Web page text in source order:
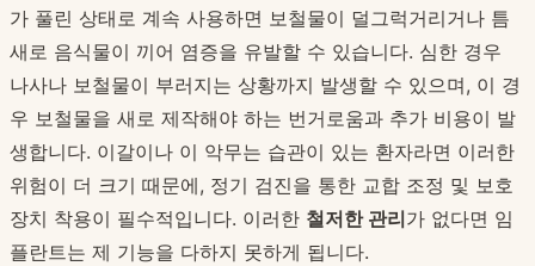
가 풀린 상태로 계속 사용하면 보철물이 덜그럭거리거나 틈
새로 음식물이 끼어 염증을 유발할 수 있습니다. 심한 경우
나사나 보철물이 부러지는 상황까지 발생할 수 있으며, 이 경
우 보철물을 새로 제작해야 하는 번거로움과 추가 비용이 발
생합니다. 이갈이나 이 악무는 습관이 있는 환자라면 이러한
위험이 더 크기 때문에, 정기 검진을 통한 교합 조정 및 보호
장치 착용이 필수적입니다. 이러한 철저한 관리가 없다면 임
플란트는 제 기능을 다하지 못하게 됩니다.